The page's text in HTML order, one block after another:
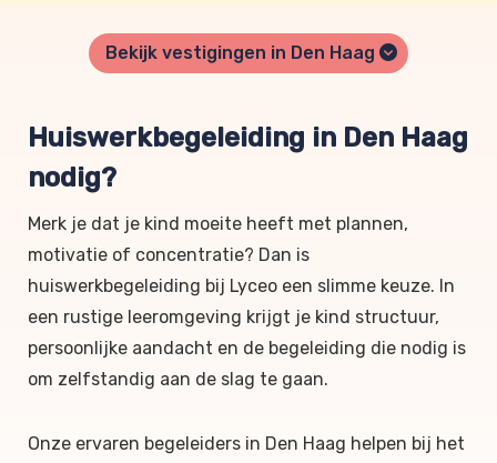
Bekijk vestigingen in Den Haag
Huiswerkbegeleiding in Den Haag
nodig?
Merk je dat je kind moeite heeft met plannen,
motivatie of concentratie? Dan is
huiswerkbegeleiding bij Lyceo een slimme keuze. In
een rustige leeromgeving krijgt je kind structuur,
persoonlijke aandacht en de begeleiding die nodig is
om zelfstandig aan de slag te gaan.
Onze ervaren begeleiders in Den Haag helpen bij het